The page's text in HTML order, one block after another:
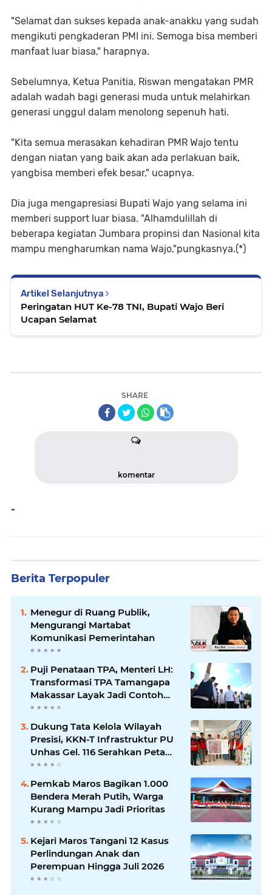
"Selamat dan sukses kepada anak-anakku yang sudah
mengikuti pengkaderan PMI ini. Semoga bisa memberi
manfaat luar biasa," harapnya.
Sebelumnya, Ketua Panitia, Riswan mengatakan PMR
adalah wadah bagi generasi muda untuk melahirkan
generasi unggul dalam menolong sepenuh hati.
"Kita semua merasakan kehadiran PMR Wajo tentu
dengan niatan yang baik akan ada perlakuan baik,
yangbisa memberi efek besar," ucapnya.
Dia juga mengapresiasi Bupati Wajo yang selama ini
memberi support luar biasa. "Alhamdulillah di
beberapa kegiatan Jumbara propinsi dan Nasional kita
mampu mengharumkan nama Wajo,"pungkasnya.(*)
Artikel Selanjutnya
Peringatan HUT Ke-78 TNI, Bupati Wajo Beri
Ucapan Selamat
SHARE
komentar
-
Berita Terpopuler
Menegur di Ruang Publik,
Mengurangi Martabat
Komunikasi Pemerintahan
Puji Penataan TPA, Menteri LH:
Transformasi TPA Tamangapa
Makassar Layak Jadi Contoh
Nasional
Dukung Tata Kelola Wilayah
Presisi, KKN-T Infrastruktur PU
Unhas Gel. 116 Serahkan Peta
Batas Dusun Berbasis GIS ke
Desa Bonto Matene
Pemkab Maros Bagikan 1.000
Bendera Merah Putih, Warga
Kurang Mampu Jadi Prioritas
Kejari Maros Tangani 12 Kasus
Perlindungan Anak dan
Perempuan Hingga Juli 2026